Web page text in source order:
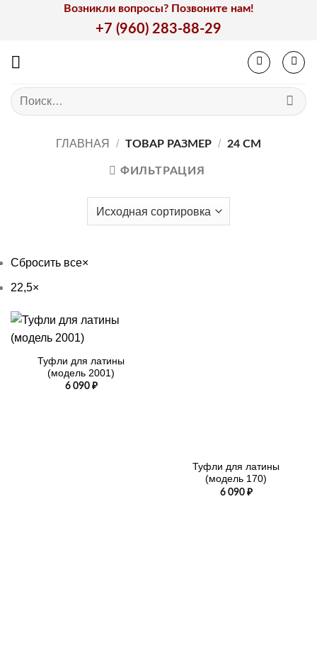
Возникли вопросы? Позвоните нам!
+7 (960) 283-88-29
Искать:
ГЛАВНАЯ / ТОВАР РАЗМЕР / 24 СМ
ФИЛЬТРАЦИЯ
Сбросить все×
22,5×
Туфли для латины
(модель 2001)
6 090 ₽
Туфли для латины
(модель 170)
6 090 ₽